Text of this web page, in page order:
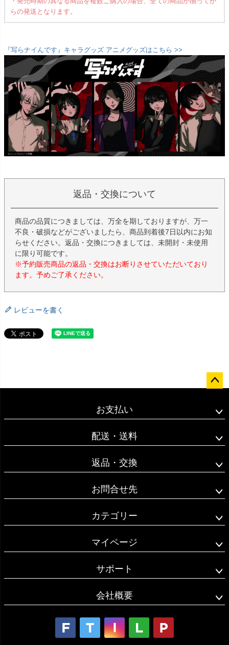
らの発送となります。
『写らナイんです』キャラグッズ アニメグッズはこちら >>
返品・交換について
商品の品質につきましては、万全を期しておりますが、万一
不良・破損などがございましたら、商品到着後7日以内にお知
らせください。返品・交換につきましては、未開封・未使用
に限り可能です。
※予約販売商品の返品・交換はお断りさせていただいており
ます。予めご了承ください。
レビューを書く
ップ
お支払い
配送・送料
返品・交換
お問合せ先
カテゴリー
マイページ
サポート
会社概要